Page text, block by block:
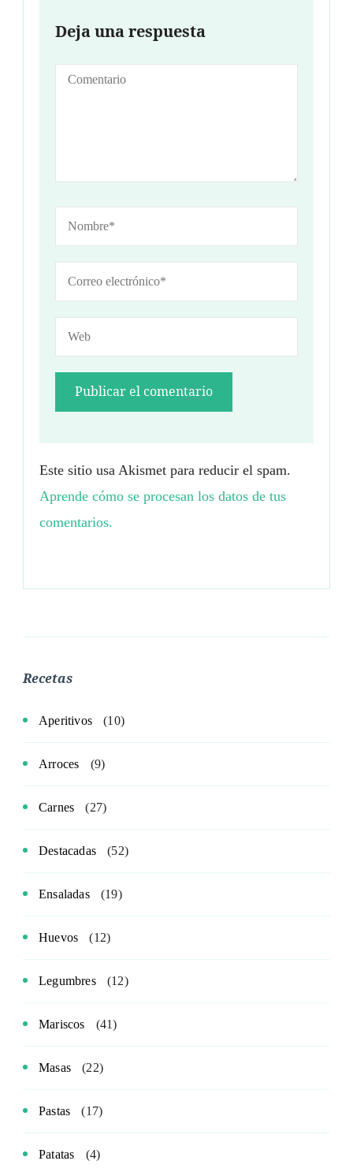
Deja una respuesta
Este sitio usa Akismet para reducir el spam.
Aprende cómo se procesan los datos de tus
comentarios.
Recetas
Aperitivos (10)
Arroces (9)
Carnes (27)
Destacadas (52)
Ensaladas (19)
Huevos (12)
Legumbres (12)
Mariscos (41)
Masas (22)
Pastas (17)
Patatas (4)